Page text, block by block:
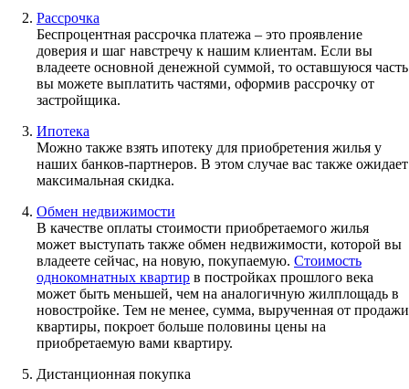
Рассрочка
Беспроцентная рассрочка платежа – это проявление
доверия и шаг навстречу к нашим клиентам. Если вы
владеете основной денежной суммой, то оставшуюся часть
вы можете выплатить частями, оформив рассрочку от
застройщика.
Ипотека
Можно также взять ипотеку для приобретения жилья у
наших банков-партнеров. В этом случае вас также ожидает
максимальная скидка.
Обмен недвижимости
В качестве оплаты стоимости приобретаемого жилья
может выступать также обмен недвижимости, которой вы
владеете сейчас, на новую, покупаемую. Стоимость
однокомнатных квартир в постройках прошлого века
может быть меньшей, чем на аналогичную жилплощадь в
новостройке. Тем не менее, сумма, вырученная от продажи
квартиры, покроет больше половины цены на
приобретаемую вами квартиру.
Дистанционная покупка